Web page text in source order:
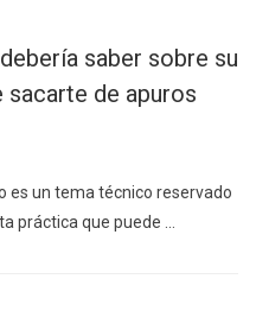
saber sobre su
sacarte de apuros
es un tema técnico reservado
práctica que puede …